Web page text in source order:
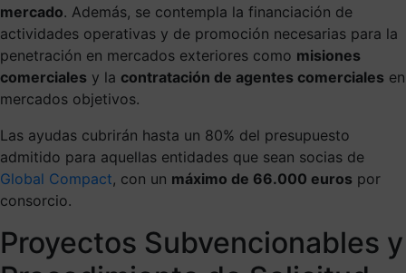
mercado. Además, se contempla la financiación de
actividades operativas y de promoción necesarias para la
penetración en mercados exteriores como misiones
comerciales y la contratación de agentes comerciales en
mercados objetivos.
Las ayudas cubrirán hasta un 80% del presupuesto
admitido para aquellas entidades que sean socias de
Global Compact, con un máximo de 66.000 euros por
consorcio.
Proyectos Subvencionables y